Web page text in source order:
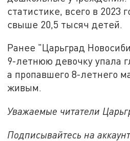
статистике, всего в 2023
свыше 20,5 тысяч детей.
Ранее "Царьград
9-летнюю девочку упала
а пропавшего 8-летнего
живым.
Уважаемые читатели
Подписывайтесь на